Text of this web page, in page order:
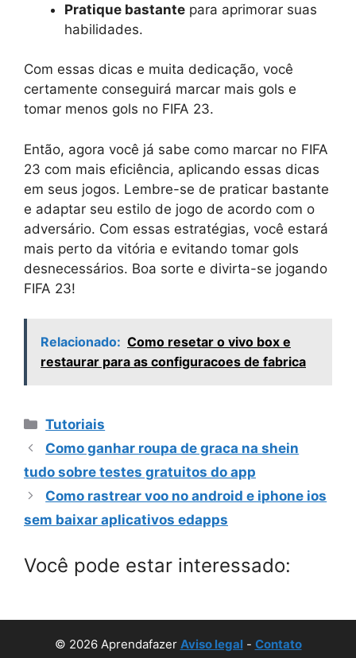
Pratique bastante para aprimorar suas
habilidades.
Com essas dicas e muita dedicação, você
certamente conseguirá marcar mais gols e
tomar menos gols no FIFA 23.
Então, agora você já sabe como marcar no FIFA
23 com mais eficiência, aplicando essas dicas
em seus jogos. Lembre-se de praticar bastante
e adaptar seu estilo de jogo de acordo com o
adversário. Com essas estratégias, você estará
mais perto da vitória e evitando tomar gols
desnecessários. Boa sorte e divirta-se jogando
FIFA 23!
Relacionado: Como resetar o vivo box e
restaurar para as configuracoes de fabrica
Categorias
Tutoriais
Como ganhar roupa de graca na shein
tudo sobre testes gratuitos do app
Como rastrear voo no android e iphone ios
sem baixar aplicativos edapps
Você pode estar interessado:
© 2026 Aprendafazer Aviso legal- Contato